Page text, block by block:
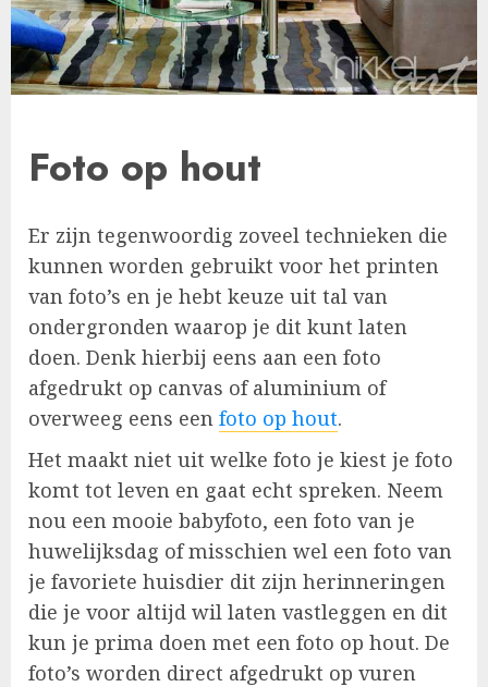
Foto op hout
Er zijn tegenwoordig zoveel technieken die
kunnen worden gebruikt voor het printen
van foto’s en je hebt keuze uit tal van
ondergronden waarop je dit kunt laten
doen. Denk hierbij eens aan een foto
afgedrukt op canvas of aluminium of
overweeg eens een foto op hout.
Het maakt niet uit welke foto je kiest je foto
komt tot leven en gaat echt spreken. Neem
nou een mooie babyfoto, een foto van je
huwelijksdag of misschien wel een foto van
je favoriete huisdier dit zijn herinneringen
die je voor altijd wil laten vastleggen en dit
kun je prima doen met een foto op hout. De
foto’s worden direct afgedrukt op vuren